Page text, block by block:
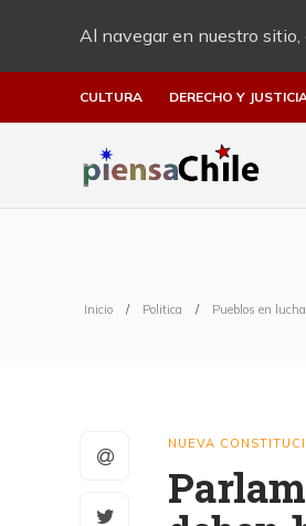
Al navegar en nuestro
CULTURA DERECHO Y
Inicio Politica Pueblos en lucha
NUEVA